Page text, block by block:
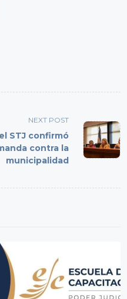
NEXT POST
STJ confirmó
contra la
municipalidad